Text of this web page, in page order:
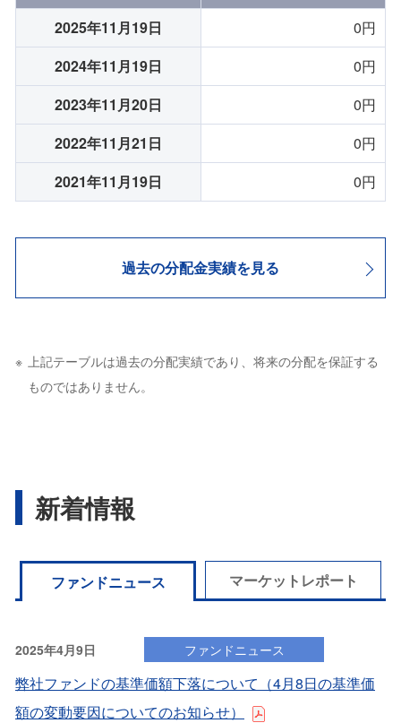
2025年11月19日
0円
2024年11月19日
0円
2023年11月20日
0円
2022年11月21日
0円
2021年11月19日
0円
過去の分配金実績を見る
上記テーブルは過去の分配実績であり、将来の分配を保証する
ものではありません。
新着情報
ファンドニュース マーケットレポート
2025年4月9日 ファンドニュース
弊社ファンドの基準価額下落について（4⽉8⽇の基準価
額の変動要因についてのお知らせ）